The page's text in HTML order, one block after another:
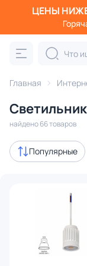
ЦЕНЫ
Главная
найдено 66 товаров
Популярные
Категория:
Люстры
Акции 2